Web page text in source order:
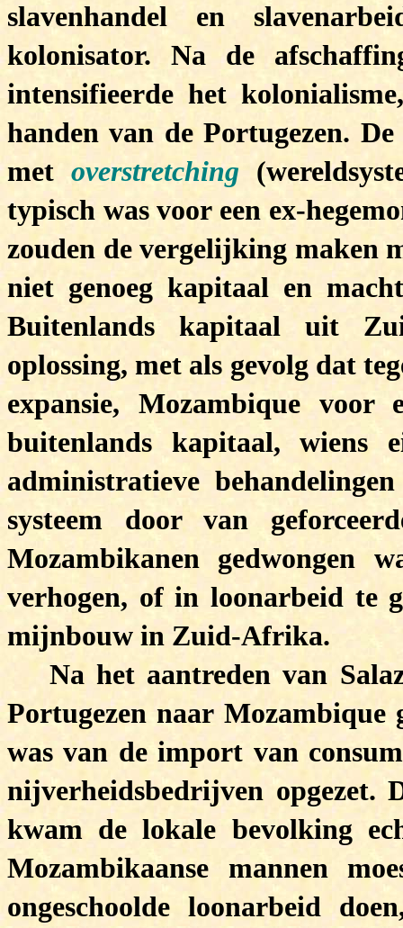
slavenhandel en
kolonisator. Na de
intensifieerde het
handen van de Portugezen.
metoverstretching
typisch was voor een ex-
zouden de vergelijking maken
niet genoeg kapitaal en
Buitenlands kapitaal uit
oplossing, met als gevolg dat
expansie, Mozambique
buitenlands kapitaal, wiens
administratieve
systeem door van
Mozambikanen gedwongen
verhogen, of in loonarbeid te
mijnbouw in Zuid-Afrika.
Na het aantreden van
Portugezen naar Mozambique
was van de import van
nijverheidsbedrijven opgezet.
kwam de lokale bevolking
Mozambikaanse mannen
ongeschoolde loonarbeid